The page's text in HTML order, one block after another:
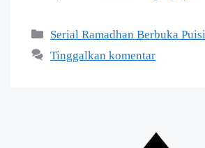
Serial Ramadhan Berbuka Puisi
Tinggalkan komentar